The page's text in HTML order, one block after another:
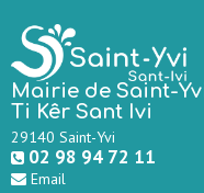
Mairie de Saint-
Ti Kêr Sant Ivi
29140 Saint-Yvi
02 98 94 72 11
Email